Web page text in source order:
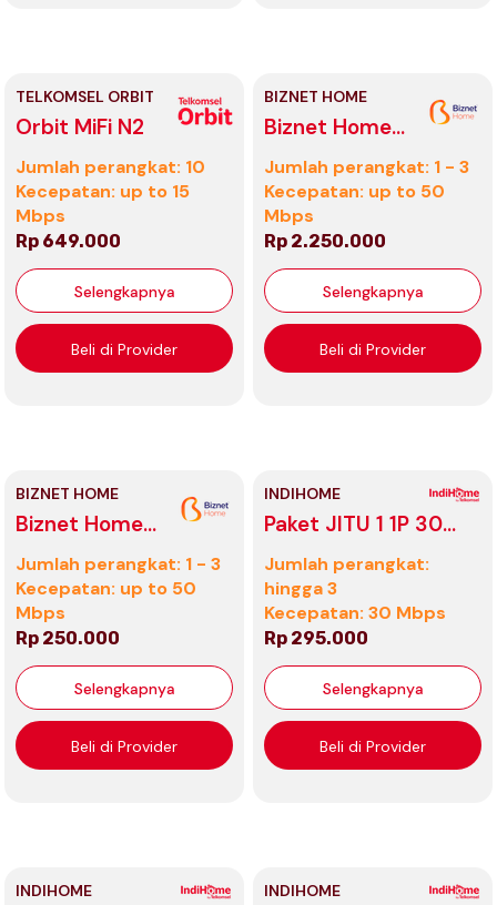
TELKOMSEL ORBIT
Orbit MiFi N2
Jumlah perangkat: 10
Kecepatan: up to 15
Mbps
Rp 649.000
Selengkapnya
Beli di Provider
BIZNET HOME
Biznet Home
Internet 0D
Tahunan
Jumlah perangkat: 1 - 3
Kecepatan: up to 50
Mbps
Rp 2.250.000
Selengkapnya
Beli di Provider
BIZNET HOME
Biznet Home
Internet 0D
Bulanan
Jumlah perangkat: 1 - 3
Kecepatan: up to 50
Mbps
Rp 250.000
Selengkapnya
Beli di Provider
INDIHOME
Paket JITU 1 1P 30
Mbps 295K
Jumlah perangkat:
hingga 3
Kecepatan: 30 Mbps
Rp 295.000
Selengkapnya
Beli di Provider
INDIHOME INDIHOME